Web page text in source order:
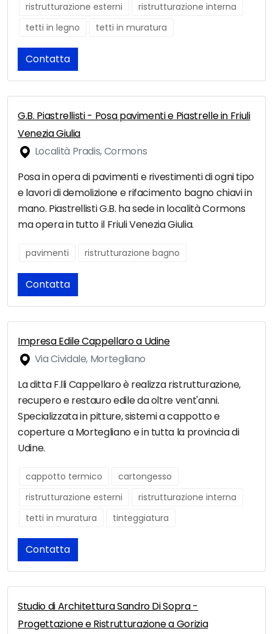
ristrutturazione esterni
ristrutturazione interna
tetti in legno
tetti in muratura
Contatta
G.B. Piastrellisti - Posa pavimenti e Piastrelle in Friuli
Venezia Giulia
Località Pradis, Cormons
Posa in opera di pavimenti e rivestimenti di ogni tipo
e lavori di demolizione e rifacimento bagno chiavi in
mano. Piastrellisti G.B. ha sede in località Cormons
ma opera in tutto il Friuli Venezia Giulia.
pavimenti ristrutturazione bagno
Contatta
Impresa Edile Cappellaro a Udine
Via Cividale, Mortegliano
La ditta F.lli Cappellaro è realizza ristrutturazione,
recupero e restauro edile da oltre vent'anni.
Specializzata in pitture, sistemi a cappotto e
coperture a Mortegliano e in tutta la provincia di
Udine.
cappotto termico
cartongesso
ristrutturazione esterni
ristrutturazione interna
tetti in muratura
tinteggiatura
Contatta
Studio di Architettura Sandro Di Sopra -
Progettazione e Ristrutturazione a Gorizia